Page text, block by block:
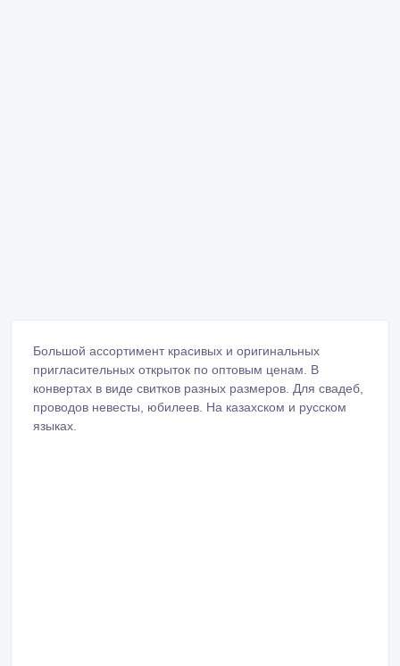
Большой ассортимент красивых и оригинальных
пригласительных открыток по оптовым ценам. В
конвертах в виде свитков разных размеров. Для свадеб,
проводов невесты, юбилеев. На казахском и русском
языках.